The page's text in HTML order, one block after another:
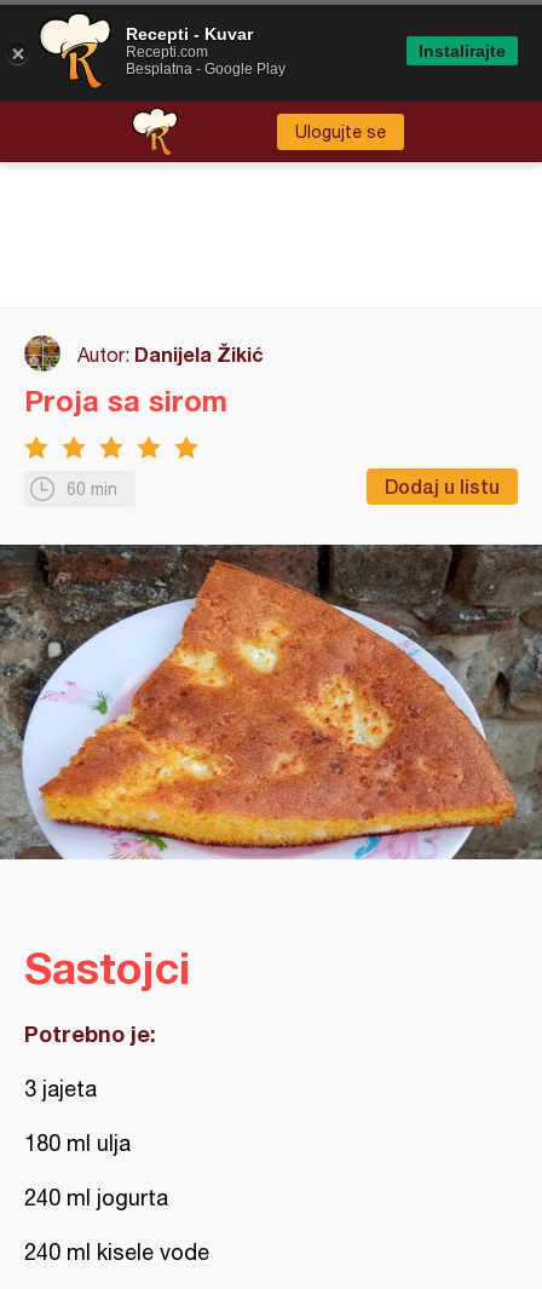
Ulogujte se
Autor: Danijela Žikić
60 min Dodaj u listu
Proja sa sirom
Sastojci
Potrebno je:
3 jajeta
180 ml ulja
240 ml jogurta
240 ml kisele vode
Recepti - Kuvar
Recepti.com
Besplatna - Google Play
Instalirajte